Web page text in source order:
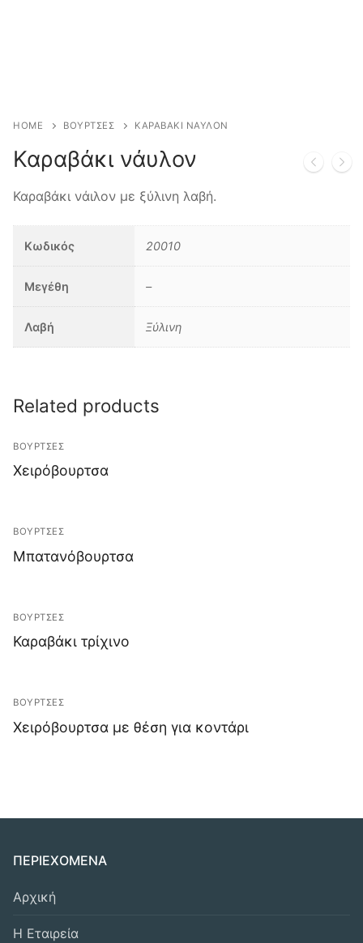
HOME ΒΟΥΡΤΣΕΣ ΚΑΡΑΒΑΚΙ ΝΑΥΛΟΝ
Καραβάκι νάυλον
Καραβάκι νάιλον με ξύλινη λαβή.
Κωδικός 20010
Μεγέθη –
Λαβή Ξύλινη
Related products
ΒΟΥΡΤΣΕΣ
Χειρόβουρτσα
ΒΟΥΡΤΣΕΣ
Μπατανόβουρτσα
ΒΟΥΡΤΣΕΣ
Καραβάκι τρίχινο
ΒΟΥΡΤΣΕΣ
Χειρόβουρτσα με θέση για κοντάρι
ΠΕΡΙΕΧΟΜΕΝΑ
Αρχική
Η Εταιρεία